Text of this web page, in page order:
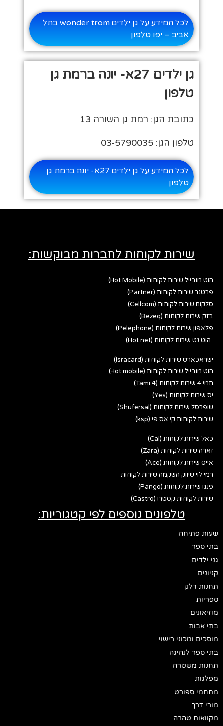
לכל המידע על גן ילדים wonder trom בתל
אביב – יפו טלפון
גן ילדים 27א- יונה ברמת גן
טלפון
כתובת הגן: רמת גן השורה 13
טלפון הגן: 03-5790035
לכל המידע על גן ילדים 27א- יונה ברמת גן
טלפון
שירות לקוחות לחברות מבוקשות:
הוט מובייל שירות לקוחות (Hot Mobile)
פרטנר שירות לקוחות (Partner)
סלקום שירות לקוחות (Cellcom)
בזק שירות לקוחות (Bezeq)
פלאפון שירות לקוחות (Pelephone)
הוט נט שירות לקוחות (Hot net)
ישראכארט שירות לקוחות (Isracard)
הוט מובייל שירות לקוחות (Hot mobile)
תמי 4 שירות לקוחות (Tami 4)
יס שירות לקוחות (Yes)
שופרסל שירות לקוחות (Shufersal)
שירות לקוחות קי אס פי (ksp)
כאל שירות לקוחות (Cal)
זארה שירות לקוחות (Zara)
אייס שירות לקוחות (Ace)
רמי לוי שיווק השקמה שירות לקוחות
פנגו שירות לקוחות (Pango)
שירות לקוחות קסטרו (Castro)
טלפונים נוספים לפי קטגוריות:
שעות פתיחה
בתי ספר
גני ילדים
קניונים
תחנות דלק
ספריות
מוזיאונים
בתי אבות
מוסכים ומכוני רישוי
בתי ספר לנהיגה
תחנות משטרה
מפלגות
מתחמי ספורט
מורי דרך
מקוואות טהרה